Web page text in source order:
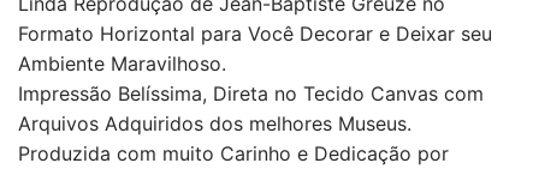
Formato Horizontal para Você Decorar e Deixar seu
Ambiente Maravilhoso.
Impressão Belíssima, Direta no Tecido Canvas com
Arquivos Adquiridos dos melhores Museus.
Produzida com muito Carinho e Dedicação por